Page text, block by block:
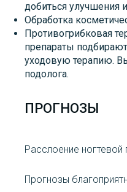
добиться улучшения
Обработка
Противогрибковая
препараты
уходовую терапию.
подолога.
ПРОГНОЗЫ
Расслоение
Прогнозы